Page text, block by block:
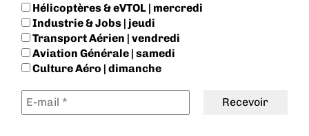
Hélicoptères & eVTOL | mercredi
Industrie & Jobs | jeudi
Transport Aérien | vendredi
Aviation Générale | samedi
Culture Aéro | dimanche